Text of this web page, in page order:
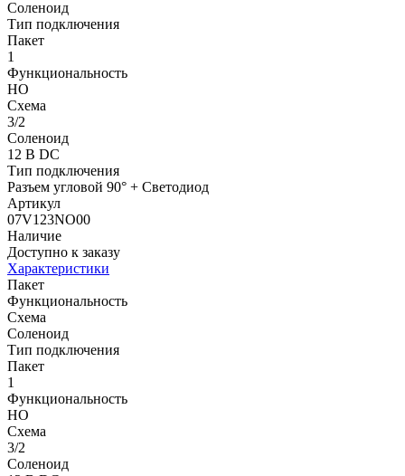
Соленоид
Тип подключения
Пакет
1
Функциональность
НО
Схема
3/2
Соленоид
12 В DC
Тип подключения
Разъем угловой 90° + Светодиод
Артикул
07V123NO00
Наличие
Доступно к заказу
Характеристики
Пакет
Функциональность
Схема
Соленоид
Тип подключения
Пакет
1
Функциональность
НО
Схема
3/2
Соленоид